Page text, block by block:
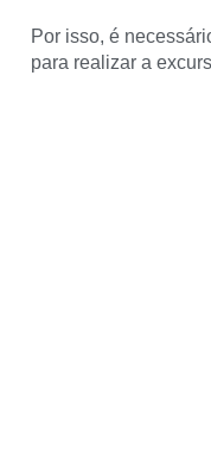
Por isso, é
para realizar a